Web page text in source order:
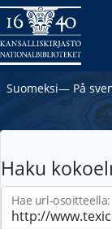
Suomeksi― På
Haku
Hae url-osoitteella: